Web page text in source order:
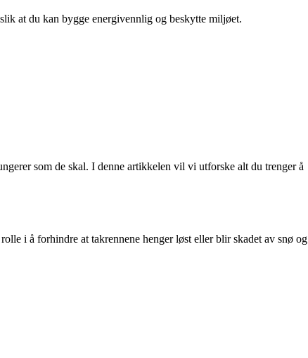
at du kan bygge energivennlig og beskytte miljøet.
som de skal. I denne artikkelen vil vi utforske alt du trenger å
i å forhindre at takrennene henger løst eller blir skadet av snø og